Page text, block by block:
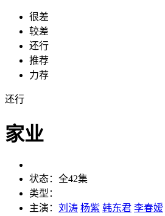
很差
较差
还行
推荐
力荐
还行
家业
状态： 全42集
类型：
主演： 刘涛 杨紫 韩东君 李春嫒